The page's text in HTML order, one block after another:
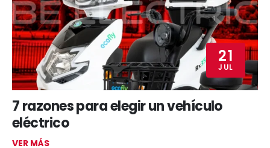
21
JUL
7 razones para elegir un vehículo
eléctrico
VER MÁS